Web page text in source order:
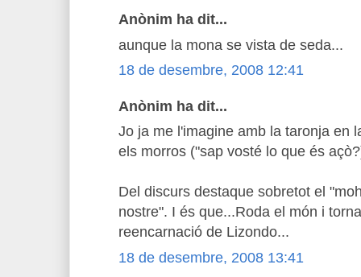
Anònim ha dit...
aunque la mona se vista de seda...
18 de desembre, 2008 12:41
Anònim ha dit...
Jo ja me l'imagine amb la taronja en
els morros ("sap vosté lo que és
Del discurs destaque sobretot el
nostre". I és que...Roda el món i
reencarnació de Lizondo...
18 de desembre, 2008 13:41